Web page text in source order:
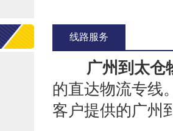
线路服务
广州到太仓
的直达物流专线
客户提供的广州